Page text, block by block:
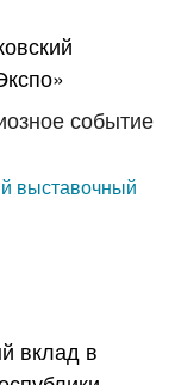
событие
выставочный